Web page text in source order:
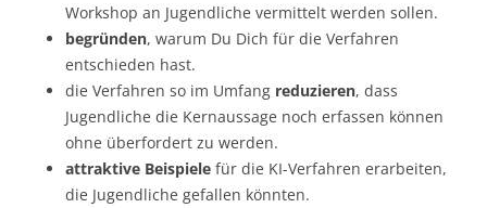
Workshop an Jugendliche vermittelt werden sollen.
begründen, warum Du Dich für die Verfahren
entschieden hast.
die Verfahren so im Umfang reduzieren, dass
Jugendliche die Kernaussage noch erfassen können
ohne überfordert zu werden.
attraktive Beispiele für die KI-Verfahren erarbeiten,
die Jugendliche gefallen könnten.